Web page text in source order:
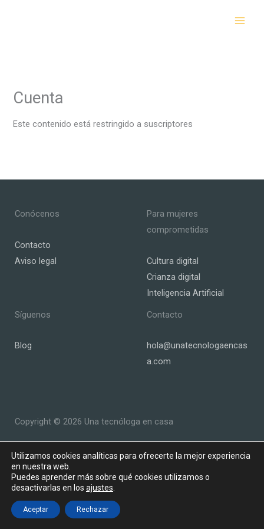
Cuenta
Este contenido está restringido a suscriptores
Conócenos
Contacto
Aviso legal
Para mujeres
comprometidas
Cultura digital
Crianza digital
Inteligencia Artificial
Síguenos
Blog
Contacto
hola@unatecnologaencas
a.com
Copyright © 2026 Una tecnóloga en casa
Powered by Una tecnóloga en casa
Utilizamos cookies analíticas para ofrecerte la mejor experiencia
en nuestra web.
Puedes aprender más sobre qué cookies utilizamos o
desactivarlas en los ajustes
Aceptar Rechazar